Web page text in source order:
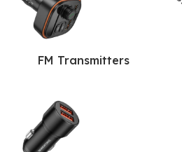
FM Transmitters